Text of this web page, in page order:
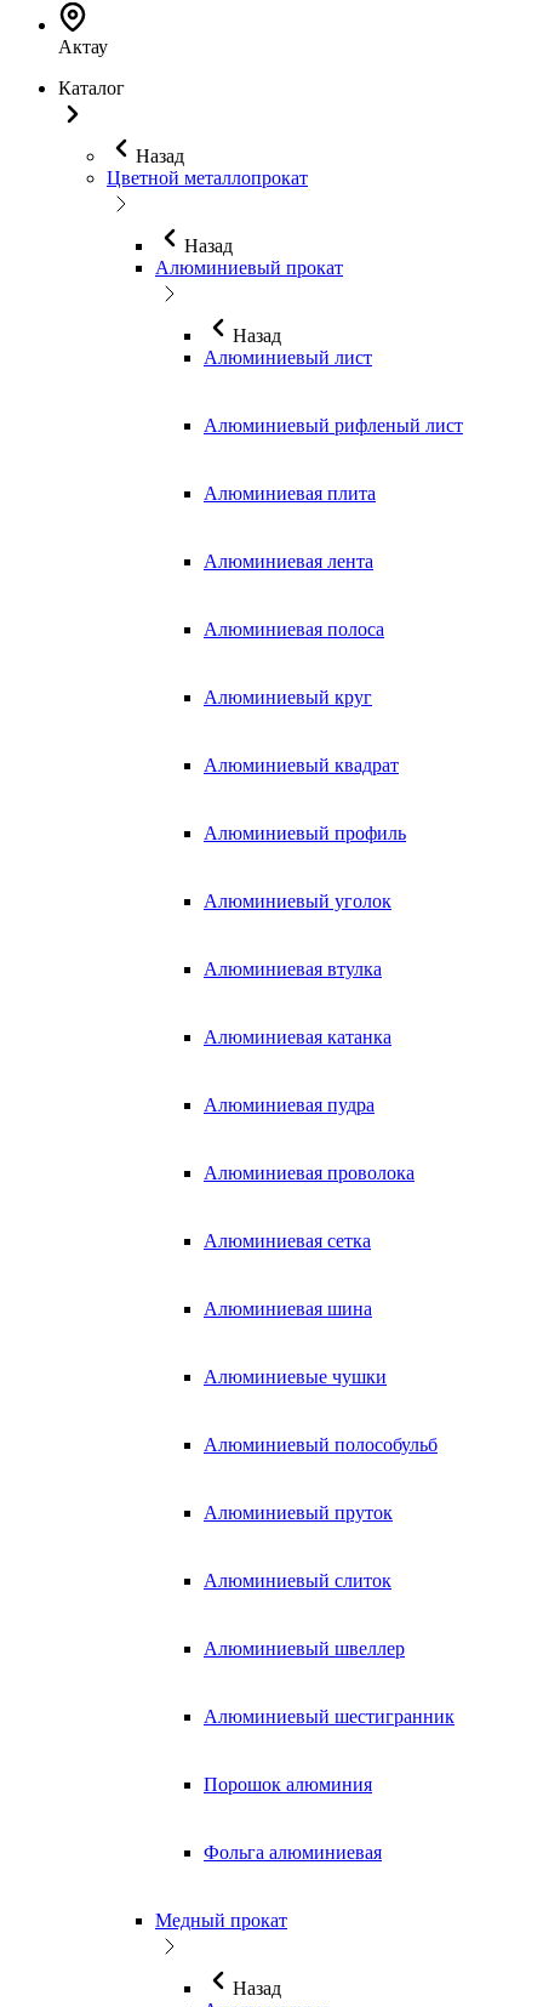
Актау
Каталог
Назад
Цветной металлопрокат
Назад
Алюминиевый прокат
Назад
Алюминиевый лист
Алюминиевый рифленый лист
Алюминиевая плита
Алюминиевая лента
Алюминиевая полоса
Алюминиевый круг
Алюминиевый квадрат
Алюминиевый профиль
Алюминиевый уголок
Алюминиевая втулка
Алюминиевая катанка
Алюминиевая пудра
Алюминиевая проволока
Алюминиевая сетка
Алюминиевая шина
Алюминиевые чушки
Алюминиевый полособульб
Алюминиевый пруток
Алюминиевый слиток
Алюминиевый швеллер
Алюминиевый шестигранник
Порошок алюминия
Фольга алюминиевая
Медный прокат
Назад